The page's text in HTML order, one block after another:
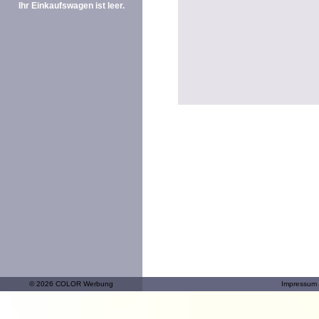
Ihr Einkaufswagen ist leer.
© 2026 COLOR Werbung Impressum